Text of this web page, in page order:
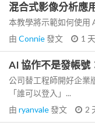
混合式影像分析應
本教學將示範如何使用
由 Connie發文 1
AI 協作不是發帳號
公司替工程師開好企業
「誰可以登入」...
由 ryanvale發文 2